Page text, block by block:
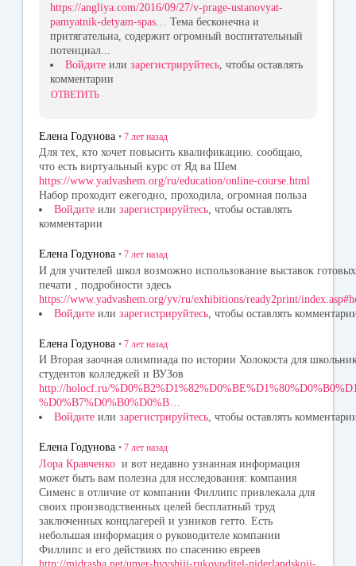
https://angliya.com/2016/09/27/v-prage-ustanovyat-
pamyatnik-detyam-spas…
Тема бесконечна и
притягательна, содержит огромный воспитательный
потенциал...
Войдите или зарегистрируйтесь , чтобы оставлять
комментарии
ОТВЕТИТЬ
Елена Годунова • 7 лет назад
Для тех, кто хочет повысить квалификацию. сообщаю,
что есть виртуальный курс от Яд ва Шем
https://www.yadvashem.org/ru/education/online-course.html
Набор проходит ежегодно, проходила, огромная польза
Войдите или зарегистрируйтесь, чтобы оставлять
комментарии
Елена Годунова • 7 лет назад
И для учителей школ возможно использование выставок
печати , подробности здесь
https://www.yadvashem.org/yv/ru/exhibitions/ready2print/
Войдите или зарегистрируйтесь , чтобы оставлять
Елена Годунова • 7 лет назад
И Вторая заочная олимпиада по истории Холокоста для
студентов колледжей и ВУЗов
http://holocf.ru/
%D0%B7%D0%B0%D0%B…
Войдите или зарегистрируйтесь, чтобы оставлять
Елена Годунова • 7 лет назад
Лора Кравченко и вот недавно узнанная информация
может быть вам полезна для исследования: компания
Сименс в отличие от компании Филлипс привлекала для
своих производственных целей бесплатный труд
заключенных концлагерей и узников гетто. Есть
небольшая информация о руководителе компании
Филлипс и его действиях по спасению евреев